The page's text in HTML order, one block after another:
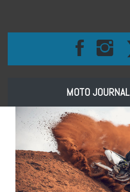
MOTO JOURNAL